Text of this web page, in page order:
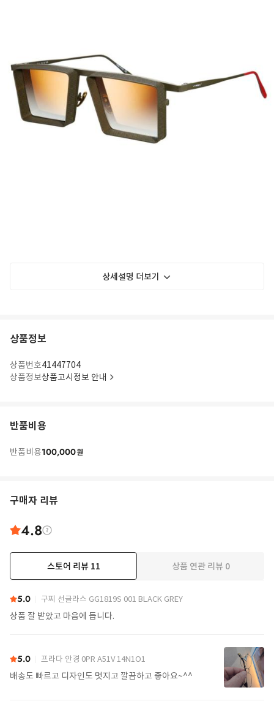
상세설명 더보기
상품정보
상품번호41447704
상품정보상품고시정보 안내
반품비용
반품비용100,000원
구매자 리뷰
4.8
스토어 리뷰 11 상품 연관 리뷰 0
5.0 구찌 선글라스 GG1819S 001 BLACK GREY
상품 잘 받았고 마음에 듭니다.
5.0 프라다 안경 0PR A51V 14N1O1
배송도 빠르고 디자인도 멋지고 깔끔하고 좋아요~^^